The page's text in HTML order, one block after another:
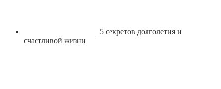
5 секретов долголетия и
счастливой жизни